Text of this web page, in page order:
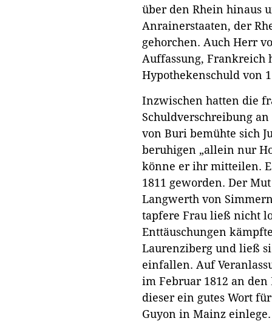
über den Rhein hinaus
Anrainerstaaten, der
gehorchen. Auch Herr
Auffassung, Frankreich
Hypothekenschuld von
Inzwischen hatten die
Schuldverschreibung
von Buri bemühte sich
beruhigen „allein nur
könne er ihr mitteilen.
1811 geworden. Der
Langwerth von
tapfere Frau ließ nicht
Enttäuschungen
Laurenziberg und ließ
einfallen. Auf
im Februar 1812 an
dieser ein gutes Wort
Guyon in Mainz einlege.